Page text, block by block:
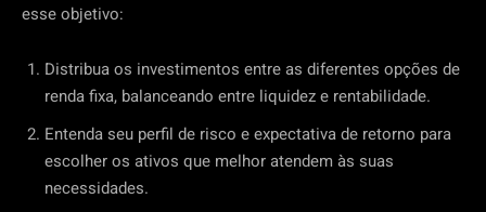
esse objetivo:
Distribua os investimentos entre as diferentes opções de
renda fixa, balanceando entre liquidez e rentabilidade.
Entenda seu perfil de risco e expectativa de retorno para
escolher os ativos que melhor atendem às suas
necessidades.